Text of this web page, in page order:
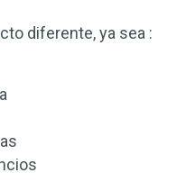
diferente, ya sea :